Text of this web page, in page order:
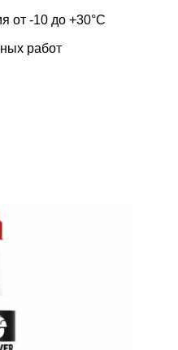
от -10 до +30°С
работ